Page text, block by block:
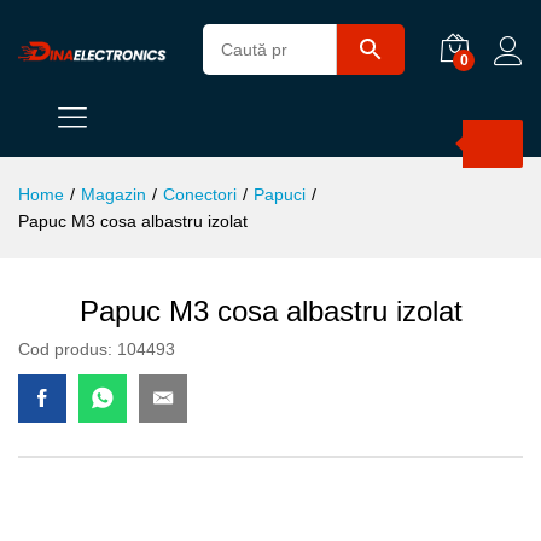
0
Home / Magazin / Conectori / Papuci /
Papuc M3 cosa albastru izolat
Papuc M3 cosa albastru izolat
Cod produs: 104493